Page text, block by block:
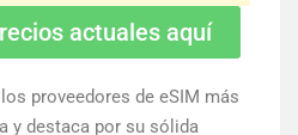
actuales aquí
proveedores de eSIM más
y destaca por su sólida